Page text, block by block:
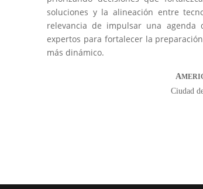
soluciones y la alineación entre
relevancia de impulsar una agenda
expertos para fortalecer la
más dinámico.
A
Ciudad